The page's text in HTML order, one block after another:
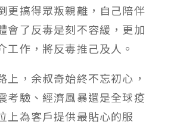
更搞得眾叛親離，自己陪伴
會了反毒是刻不容緩，更加
工作，將反毒推己及人。
上，余叔奇始終不忘初心，
考驗、經濟風暴還是全球疫
上為客戶提供最貼心的服